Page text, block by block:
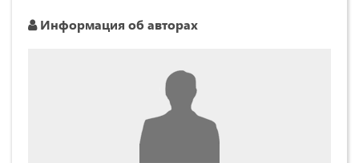
Информация об авторах